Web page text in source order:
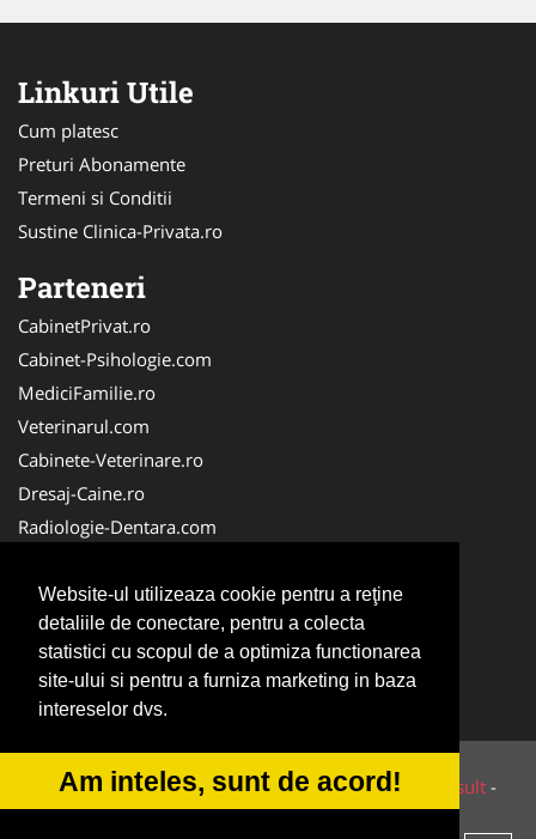
Website-ul utilizeaza cookie pentru a reţine
detaliile de conectare, pentru a colecta
statistici cu scopul de a optimiza functionarea
site-ului si pentru a furniza marketing in baza
intereselor dvs.
Am inteles, sunt de acord!
Linkuri Utile
Cum platesc
Preturi Abonamente
Termeni si Conditii
Sustine Clinica-Privata.ro
Parteneri
CabinetPrivat.ro
Cabinet-Psihologie.com
MediciFamilie.ro
Veterinarul.com
Cabinete-Veterinare.ro
Dresaj-Caine.ro
Radiologie-Dentara.com
Cabinet-Individual.ro
Medic-Bun.com
Oftalmologul.ro
Stomatologul.com
© 2014-2026 Powered byVilonMedia&Tokaido Consult -